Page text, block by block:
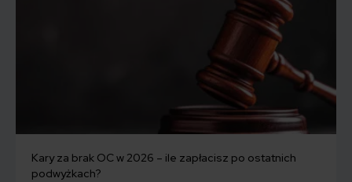
Kary za brak OC w 2026 – ile zapłacisz po ostatnich
podwyżkach?